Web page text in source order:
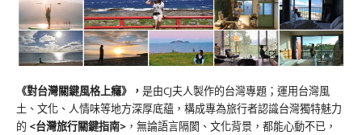
《對台灣關鍵風格上癮》 ， 是由CJ夫人製作的台灣專題；運用台灣風
土、文化、人情味等地方深厚底蘊，構成專為旅行者認識台灣獨特魅力
的 <台灣旅行關鍵指南> ，無論語言隔閡、文化背景，都能心動不已，